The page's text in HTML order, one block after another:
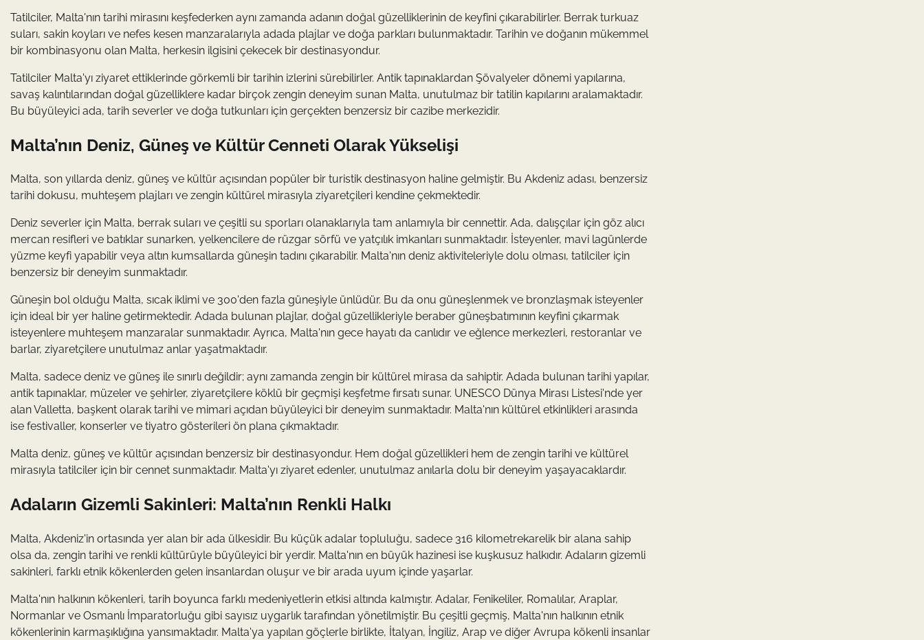
Tatilciler, Malta'nın tarihi mirasını keşfederken aynı zamanda adanın doğal güzelliklerinin de keyfini çıkarabilirler. Berrak turkuaz
suları, sakin koyları ve nefes kesen manzaralarıyla adada plajlar ve doğa parkları bulunmaktadır. Tarihin ve doğanın mükemmel
bir kombinasyonu olan Malta, herkesin ilgisini çekecek bir destinasyondur.
Tatilciler Malta'yı ziyaret ettiklerinde görkemli bir tarihin izlerini sürebilirler. Antik tapınaklardan Şövalyeler dönemi yapılarına,
savaş kalıntılarından doğal güzelliklere kadar birçok zengin deneyim sunan Malta, unutulmaz bir tatilin kapılarını aralamaktadır.
Bu büyüleyici ada, tarih severler ve doğa tutkunları için gerçekten benzersiz bir cazibe merkezidir.
Malta’nın Deniz, Güneş ve Kültür Cenneti Olarak Yükselişi
Malta, son yıllarda deniz, güneş ve kültür açısından popüler bir turistik destinasyon haline gelmiştir. Bu Akdeniz adası, benzersiz
tarihi dokusu, muhteşem plajları ve zengin kültürel mirasıyla ziyaretçileri kendine çekmektedir.
Deniz severler için Malta, berrak suları ve çeşitli su sporları olanaklarıyla tam anlamıyla bir cennettir. Ada, dalışçılar için göz alıcı
mercan resifleri ve batıklar sunarken, yelkencilere de rüzgar sörfü ve yatçılık imkanları sunmaktadır. İsteyenler, mavi lagünlerde
yüzme keyfi yapabilir veya altın kumsallarda güneşin tadını çıkarabilir. Malta'nın deniz aktiviteleriyle dolu olması, tatilciler için
benzersiz bir deneyim sunmaktadır.
Güneşin bol olduğu Malta, sıcak iklimi ve 300'den fazla güneşiyle ünlüdür. Bu da onu güneşlenmek ve bronzlaşmak isteyenler
için ideal bir yer haline getirmektedir. Adada bulunan plajlar, doğal güzellikleriyle beraber güneşbatımının keyfini çıkarmak
isteyenlere muhteşem manzaralar sunmaktadır. Ayrıca, Malta'nın gece hayatı da canlıdır ve eğlence merkezleri, restoranlar ve
barlar, ziyaretçilere unutulmaz anlar yaşatmaktadır.
Malta, sadece deniz ve güneş ile sınırlı değildir; aynı zamanda zengin bir kültürel mirasa da sahiptir. Adada bulunan tarihi yapılar,
antik tapınaklar, müzeler ve şehirler, ziyaretçilere köklü bir geçmişi keşfetme fırsatı sunar. UNESCO Dünya Mirası Listesi'nde yer
alan Valletta, başkent olarak tarihi ve mimari açıdan büyüleyici bir deneyim sunmaktadır. Malta'nın kültürel etkinlikleri arasında
ise festivaller, konserler ve tiyatro gösterileri ön plana çıkmaktadır.
Malta deniz, güneş ve kültür açısından benzersiz bir destinasyondur. Hem doğal güzellikleri hem de zengin tarihi ve kültürel
mirasıyla tatilciler için bir cennet sunmaktadır. Malta'yı ziyaret edenler, unutulmaz anılarla dolu bir deneyim yaşayacaklardır.
Adaların Gizemli Sakinleri: Malta’nın Renkli Halkı
Malta, Akdeniz'in ortasında yer alan bir ada ülkesidir. Bu küçük adalar topluluğu, sadece 316 kilometrekarelik bir alana sahip
olsa da, zengin tarihi ve renkli kültürüyle büyüleyici bir yerdir. Malta'nın en büyük hazinesi ise kuşkusuz halkıdır. Adaların gizemli
sakinleri, farklı etnik kökenlerden gelen insanlardan oluşur ve bir arada uyum içinde yaşarlar.
Malta'nın halkının kökenleri, tarih boyunca farklı medeniyetlerin etkisi altında kalmıştır. Adalar, Fenikeliler, Romalılar, Araplar,
Normanlar ve Osmanlı İmparatorluğu gibi sayısız uygarlık tarafından yönetilmiştir. Bu çeşitli geçmiş, Malta'nın halkının etnik
kökenlerinin karmaşıklığına yansımaktadır. Malta'ya yapılan göçlerle birlikte, İtalyan, İngiliz, Arap ve diğer Avrupa kökenli insanlar